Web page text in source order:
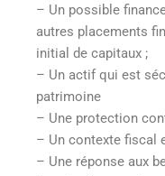
– Un possible
autres placements
initial de capitaux ;
– Un actif qui est
patrimoine
– Une protection
– Un contexte fiscal
– Une réponse aux